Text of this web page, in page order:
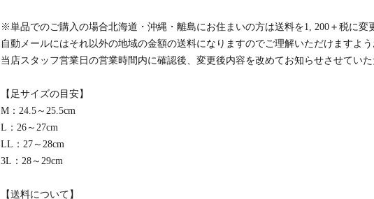
※単品でのご購入の場合北海道・沖縄・離島にお住まいの方は送料を1, 200＋税に変
自動メールにはそれ以外の地域の金額の送料になりますのでご理解いただけますよ
当店スタッフ営業日の営業時間内に確認後、変更後内容を改めてお知らせさせてい
【足サイズの目安】
M：24.5～25.5cm
L：26～27cm
LL：27～28cm
3L：28～29cm
【送料について】